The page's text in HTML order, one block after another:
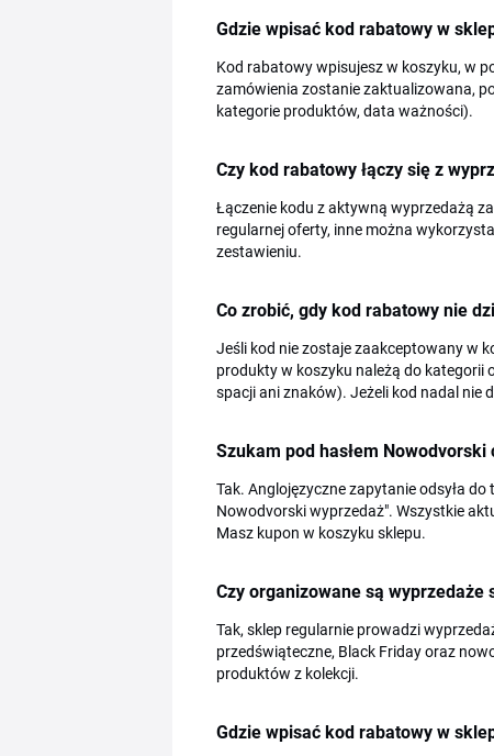
Gdzie wpisać kod rabatowy w
Kod rabatowy wpisujesz w koszyku, w
zamówienia zostanie zaktualizowana,
kategorie produktów, data ważności).
Czy kod rabatowy łączy się z
Łączenie kodu z aktywną wyprzedażą
regularnej oferty, inne można
zestawieniu.
Co zrobić, gdy kod rabatowy nie
Jeśli kod nie zostaje zaakceptowany w
produkty w koszyku należą do kategorii
spacji ani znaków). Jeżeli kod nadal nie
Szukam pod hasłem
Tak. Anglojęzyczne zapytanie odsyła
Nowodvorski wyprzedaż". Wszystkie
Masz kupon w koszyku sklepu.
Czy organizowane są wyprzedaże
Tak, sklep regularnie prowadzi
przedświąteczne, Black Friday oraz
produktów z kolekcji.
Gdzie wpisać kod rabatowy w